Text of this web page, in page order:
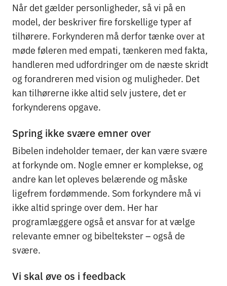
Når det gælder personligheder, så vi på en
model, der beskriver fire forskellige typer af
tilhørere. Forkynderen må derfor tænke over at
møde føleren med empati, tænkeren med fakta,
handleren med udfordringer om de næste skridt
og forandreren med vision og muligheder. Det
kan tilhørerne ikke altid selv justere, det er
forkynderens opgave.
Spring ikke svære emner over
Bibelen indeholder temaer, der kan være svære
at forkynde om. Nogle emner er komplekse, og
andre kan let opleves belærende og måske
ligefrem fordømmende. Som forkyndere må vi
ikke altid springe over dem. Her har
programlæggere også et ansvar for at vælge
relevante emner og bibeltekster – også de
svære.
Vi skal øve os i feedback